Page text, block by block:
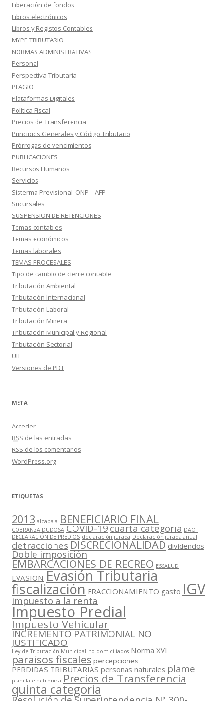
Liberación de fondos
Libros electrónicos
Libros y Registos Contables
MYPE TRIBUTARIO
NORMAS ADMINISTRATIVAS
Personal
Perspectiva Tributaria
PLAGIO
Plataformas Digitales
Política Fiscal
Precios de Transferencia
Principios Generales y Código Tributario
Prórrogas de vencimientos
PUBLICACIONES
Recursos Humanos
Servicios
Sisterma Previsional: ONP – AFP
Sucursales
SUSPENSION DE RETENCIONES
Temas contables
Temas económicos
Temas laborales
TEMAS PROCESALES
Tipo de cambio de cierre contable
Tributación Ambiental
Tributación Internacional
Tributación Laboral
Tributación Minera
Tributación Municipal y Regional
Tributación Sectorial
UIT
Versiones de PDT
META
Acceder
RSS de las entradas
RSS de los comentarios
WordPress.org
ETIQUETAS
2013 alcabala BENEFICIARIO FINAL
COBRANZA DUDOSA COVID-19cuarta categoria DAOT
DECLARACIÓN DE PREDIOS declaración jurada Declaración jurada anual
detracciones DISCRECIONALIDAD dividendos
Doble imposición
EMBARCACIONES DE RECREO ESSALUD
EVASION Evasión Tributaria
fiscalización FRACCIONAMIENTO gasto IGV
impuesto a la renta
Impuesto Predial
Impuesto Vehícular
INCREMENTO PATRIMONIAL NO
JUSTIFICADO
Ley de Tributación Municipal no domiciliados Norma XVI
paraísos fiscales percepciones
PERDIDAS TRIBUTARIAS personas naturales plame
planilla electrónica Precios de Transferencia
quinta categoria